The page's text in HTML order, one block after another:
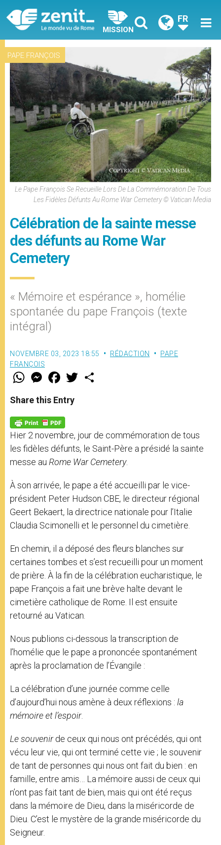
MISSION
FR
PAPE FRANÇOIS
Le Pape François Se Recueille Lors De La Commémoration De Tous
Les Fidèles Défunts Au Rome War Cemetery © Vatican Media
Célébration de la sainte messe
des défunts au Rome War
Cemetery
« Mémoire et espérance », homélie
spontanée du pape François (texte
intégral)
NOVEMBRE 03, 2023 18:55 RÉDACTION
PAPE
FRANÇOIS
W
t
s
p
p
M
e
s
e
g
e
r
F
a
e
b
o
k
w
Share this Entry
Hier 2 novembre, jour de commémoration de tous
les fidèles défunts, le Saint-Père a présidé la sainte
messe au Rome War Cemetery.
À son arrivée, le pape a été accueilli par le vice-
président Peter Hudson CBE, le directeur régional
Geert Bekaert, la directrice nationale pour l’Italie
Claudia Scimonelli et le personnel du cimetière.
En chemin, il a déposé des fleurs blanches sur
certaines tombes et s’est recueilli pour un moment
de prière. À la fin de la célébration eucharistique, le
pape François a fait une brève halte devant le
cimetière catholique de Rome. Il est ensuite
retourné au Vatican.
Nous publions ci-dessous la transcription de
l’homélie que le pape a prononcée spontanément
après la proclamation de l’Évangile :
La célébration d’une journée comme celle
d’aujourd’hui nous amène à deux réflexions : la
mémoire et l’espoir.
Le souvenirde ceux qui nous ont précédés, qui ont
vécu leur vie, qui ont terminé cette vie ; le souvenir
de tant de personnes qui nous ont fait du bien : en
famille, entre amis… La mémoire aussi de ceux qui
n’ont pas fait tant de bien, mais qui ont été reçus
dans la mémoire de Dieu, dans la miséricorde de
Dieu. C’est le mystère de la grande miséricorde du
Seigneur.